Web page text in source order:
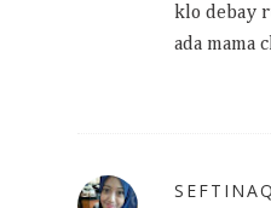
klo debay
ada mama